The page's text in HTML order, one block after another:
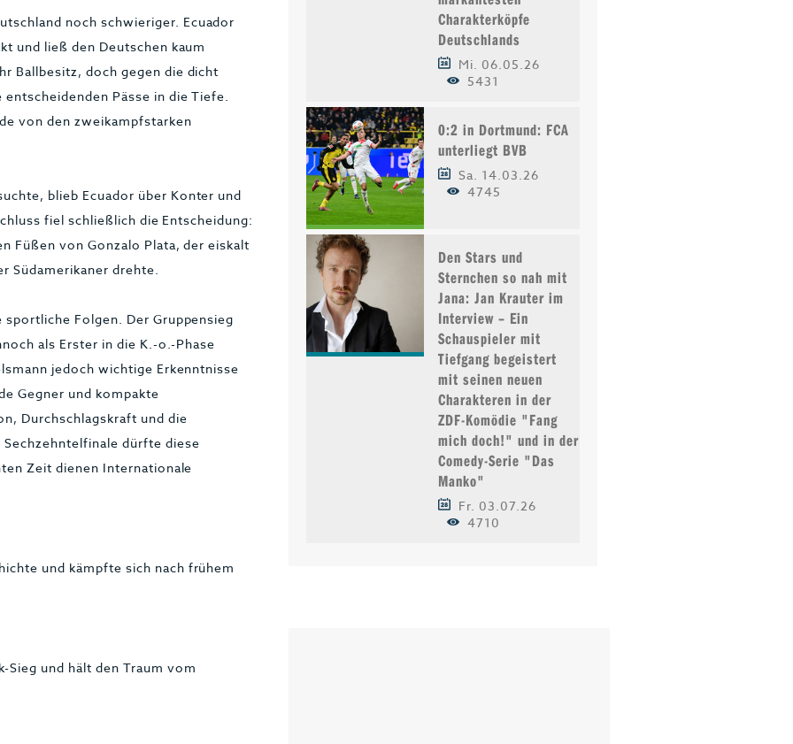
noch schwieriger. Ecuador
und ließ den Deutschen kaum
Ballbesitz, doch gegen die dicht
Pässe in die Tiefe.
von den zweikampfstarken
blieb Ecuador über Konter und
fiel schließlich die Entscheidung:
Füßen von Gonzalo Plata, der eiskalt
Südamerikaner drehte.
Folgen. Der Gruppensieg
als Erster in die K.-o.-Phase
jedoch wichtige Erkenntnisse
Gegner und kompakte
Durchschlagskraft und die
dürfte diese
Zeit dienen Internationale
und kämpfte sich nach frühem
Sieg und hält den Traum vom
Charakterköpfe
Deutschlands
Mi. 06.05.26
5431
0:2 in Dortmund: FCA
unterliegt BVB
Sa. 14.03.26
4745
Den Stars und
Sternchen so nah mit
Jana: Jan Krauter im
Interview – Ein
Schauspieler mit
Tiefgang begeistert
mit seinen neuen
Charakteren in der
ZDF-Komödie "Fang
mich doch!" und in der
Comedy-Serie "Das
Manko"
Fr. 03.07.26
4710